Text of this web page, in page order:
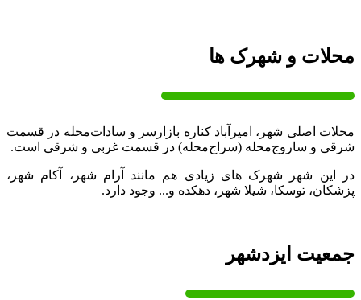
محلات و شهرک ها
محلات اصلی شهر، امیرآباد کناره بازارسر و سادات‌محله در قسمت
شرقی و ساروج‌محله (سراج‌محله) در قسمت غربی و شرقی است.
در این شهر شهرک های زیادی هم مانند آرام شهر، آکام شهر،
پزشکان، توسکا، شیلا شهر، دهکده و... وجود دارد.
جمعیت ایزدشهر